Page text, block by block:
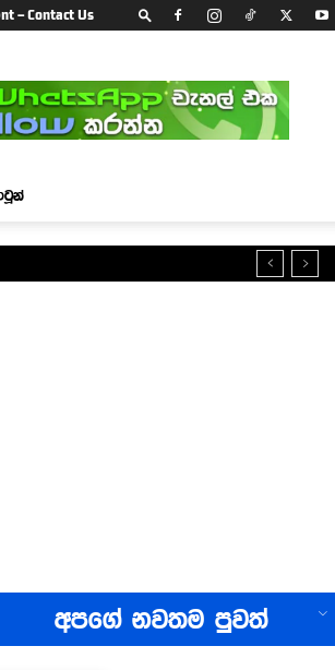
– Contact Us
අපගේ නවතම පුවත්